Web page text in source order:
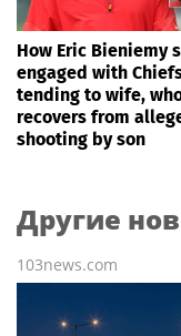
How Eric Bieniemy
engaged with
tending to wife,
recovers from
shooting by son
Другие
103news.com